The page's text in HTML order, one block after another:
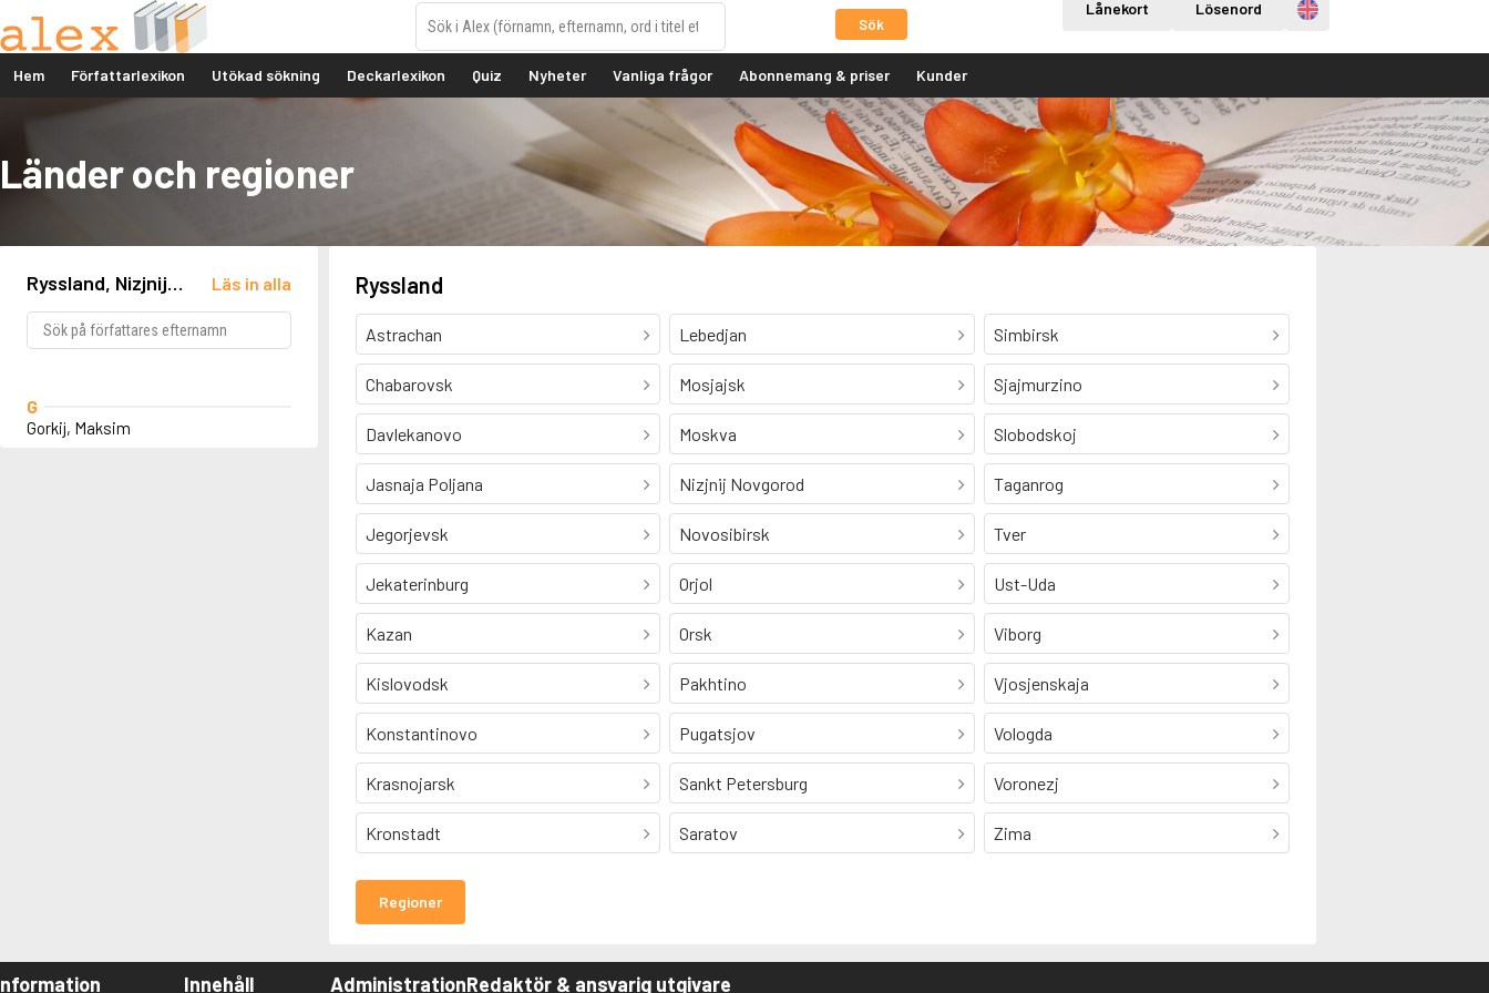
Sök
Lånekort Lösenord Engelska
Hem Författarlexikon Utökad sökning Deckarlexikon Quiz Nyheter Vanliga frågor Abonnemang & priser Kunder
Länder och regioner
Ryssland, Nizjnij
Läs in alla
G
Gorkij, Maksim
Ryssland
Astrachan
Chabarovsk
Davlekanovo
Jasnaja Poljana
Jegorjevsk
Jekaterinburg
Kazan
Kislovodsk
Konstantinovo
Krasnojarsk
Kronstadt
Lebedjan
Mosjajsk
Moskva
Nizjnij Novgorod
Novosibirsk
Orjol
Orsk
Pakhtino
Pugatsjov
Sankt Petersburg
Saratov
Simbirsk
Sjajmurzino
Slobodskoj
Taganrog
Tver
Ust-Uda
Viborg
Vjosjenskaja
Vologda
Voronezj
Zima
Regioner
Innehåll AdministrationRedaktör & ansvarig utgivare